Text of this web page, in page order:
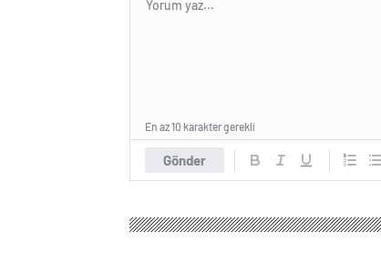
Gönder
En az 10 karakter gerekli